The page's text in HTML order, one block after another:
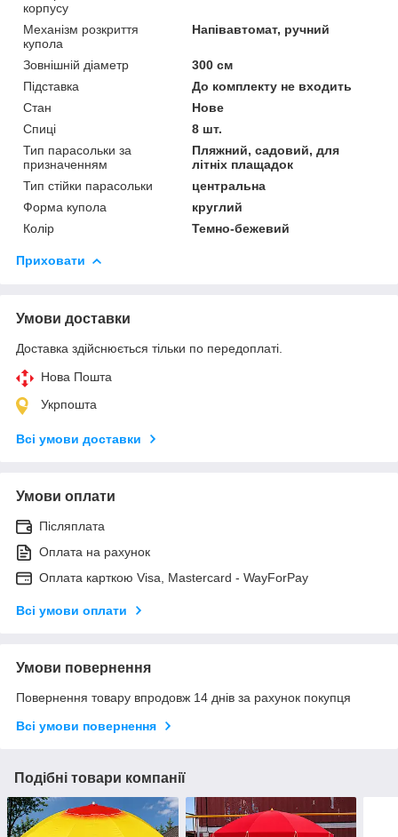
корпусу
Механізм розкриття
купола
Напівавтомат, ручний
Зовнішній діаметр
300 см
Підставка
До комплекту не входить
Стан
Нове
Спиці
8 шт.
Тип парасольки за
призначенням
Пляжний, садовий, для
літніх плащадок
Тип стійки парасольки
центральна
Форма купола
круглий
Колір
Темно-бежевий
Приховати
Умови доставки
Доставка здійснюється тільки по передоплаті.
Нова Пошта
Укрпошта
Всі умови доставки
Умови оплати
Післяплата
Оплата на рахунок
Оплата карткою Visa, Mastercard - WayForPay
Всі умови оплати
Умови повернення
Повернення товару впродовж 14 днів за рахунок покупця
Всі умови повернення
Подібні товари компанії